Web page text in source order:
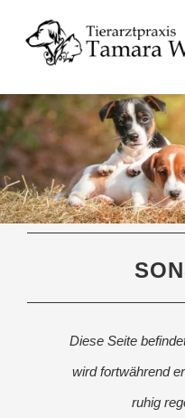
Inhalt
ÜBER UNS
LEISTUNGEN
TIERHALTERINFOS
Diese Seite
wird fortwährend
ruhig